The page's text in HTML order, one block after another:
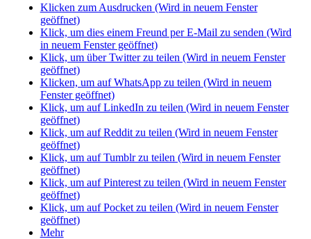
Klicken zum Ausdrucken (Wird in neuem Fenster
geöffnet)
Klick, um dies einem Freund per E-Mail zu senden (Wird
in neuem Fenster geöffnet)
Klick, um über Twitter zu teilen (Wird in neuem Fenster
geöffnet)
Klicken, um auf WhatsApp zu teilen (Wird in neuem
Fenster geöffnet)
Klick, um auf LinkedIn zu teilen (Wird in neuem Fenster
geöffnet)
Klick, um auf Reddit zu teilen (Wird in neuem Fenster
geöffnet)
Klick, um auf Tumblr zu teilen (Wird in neuem Fenster
geöffnet)
Klick, um auf Pinterest zu teilen (Wird in neuem Fenster
geöffnet)
Klick, um auf Pocket zu teilen (Wird in neuem Fenster
geöffnet)
Mehr